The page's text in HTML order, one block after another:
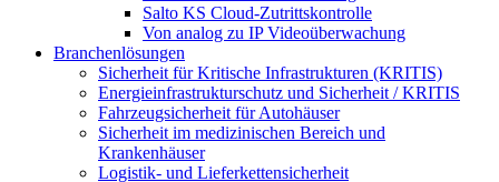
Salto KS Cloud-Zutrittskontrolle
Von analog zu IP Videoüberwachung
Branchenlösungen
Sicherheit für Kritische Infrastrukturen (KRITIS)
Energieinfrastrukturschutz und Sicherheit / KRITIS
Fahrzeugsicherheit für Autohäuser
Sicherheit im medizinischen Bereich und
Krankenhäuser
Logistik- und Lieferkettensicherheit